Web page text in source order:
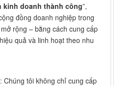
kinh doanh thành công”,
đồng doanh nghiệp trong
rộng – bằng cách cung cấp
quả và linh hoạt theo nhu
: Chúng tôi không chỉ cung cấp